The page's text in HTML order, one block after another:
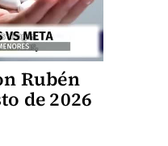
Rubén
de 2026